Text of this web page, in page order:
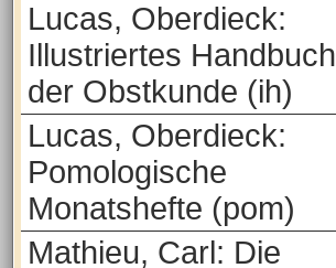
Lucas, Oberdieck:
Illustriertes Handbuch
der Obstkunde (ih)
Lucas, Oberdieck:
Pomologische
Monatshefte (pom)
Mathieu, Carl: Die